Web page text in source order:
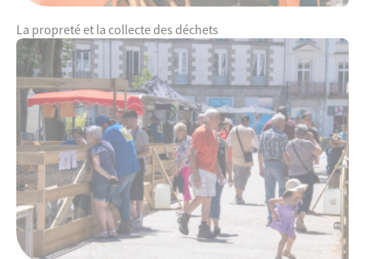
La propreté et la collecte des déchets